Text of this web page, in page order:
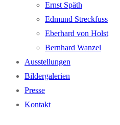
Ernst Späth
Edmund Streck­fuss
Eber­hard von Holst
Bern­hard Wanzel
Aus­stel­lun­gen
Bil­der­ga­le­rien
Pres­se
Kon­takt